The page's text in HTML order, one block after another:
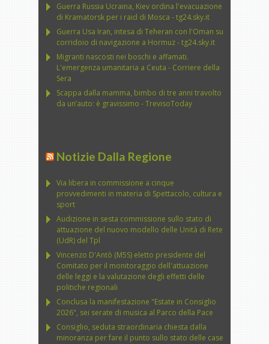
Guerra Russia Ucraina, Kiev ordina l'evacuazione
di Kramatorsk per i raid di Mosca - tg24.sky.it
Guerra Usa Iran, intesa di Teheran con l'Oman su
corridoio di navigazione a Hormuz - tg24.sky.it
Migranti nascosti nei boschi e affamati.
L'emergenza umanitaria a Ceuta - Corriere della
Sera
Scappa dalla mamma, bimbo di tre anni travolto
da un’auto: è gravissimo - TrevisoToday
Notizie Dalla Regione
Via libera in commissione a cinque
provvedimenti in materia di Spettacolo, cultura e
sport
Audizione in sesta commissione sullo stato di
attuazione del nuovo modello delle Unità di Rete
(UdR) del Tpl
Vincenzo D'Antò (M5S) eletto presidente del
Comitato per il monitoraggio dell'attuazione
delle leggi e la valutazione degli effetti delle
politiche regionali
Conclusa la manifestazione "Estate in Consiglio
2026", sei serate di musica al Parco della Pace
Consiglio, seduta straordinaria chiesta dalla
minoranza per fare il punto sullo stato delle case